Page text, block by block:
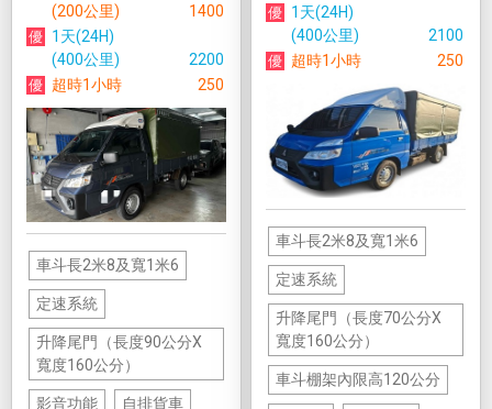
(200公里)
1400
1天(24H)
(400公里)
2200
超時1小時
250
車斗長2米8及寬1米6
定速系統
升降尾門（長度90公分X
寬度160公分）
影音功能 自排貨車
1天(24H)
(400公里)
2100
超時1小時
250
車斗長2米8及寬1米6
定速系統
升降尾門（長度70公分X
寬度160公分）
車斗棚架內限高120公分